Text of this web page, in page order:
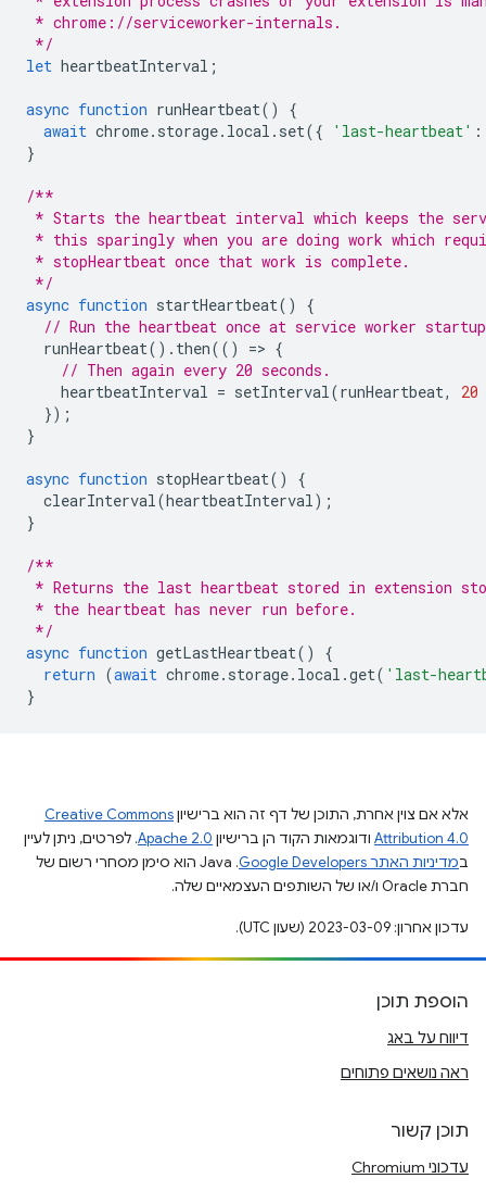
* chrome://serviceworker-internals.
*/
let heartbeatInterval ;
async function runHeartbeat()
{
await chrome. storage. local . set({ 'last-heartbeat' :
}
/**
* Starts the heartbeat interval which keeps the
* this sparingly when you are doing work which
* stopHeartbeat once that work is complete.
*/
async function startHeartbeat()
{
// Run the heartbeat once at service worker
runHeartbeat(). then(() => {
// Then again every 20 seconds.
heartbeatInterval = setInterval(runHeartbeat,
20
});
}
async function stopHeartbeat()
{
clearInterval(heartbeatInterval);
}
/**
* Returns the last heartbeat stored in extension
* the heartbeat has never run before.
*/
async function getLastHeartbeat()
{
return (await chrome. storage. local .get( 'last-
}
אלא אם צוין אחרת, התוכן של דף זה הוא ברישיוןCreative Commons
Attribution 4.0 ודוגמאות הקוד הן ברישיון Apache 2.0. לפרטים, ניתן לעיין
במדיניות האתר Google Developers‏
.‏ Java הוא סימן מסחרי רשום של
חברת Oracle ו/או של השותפים העצמאיים שלה.
עדכון אחרון: 2023-03-09 (שעון UTC).
הוספת תוכן
דיווח על באג
ראה נושאים פתוחים
תוכן קשור
עדכוני Chromium